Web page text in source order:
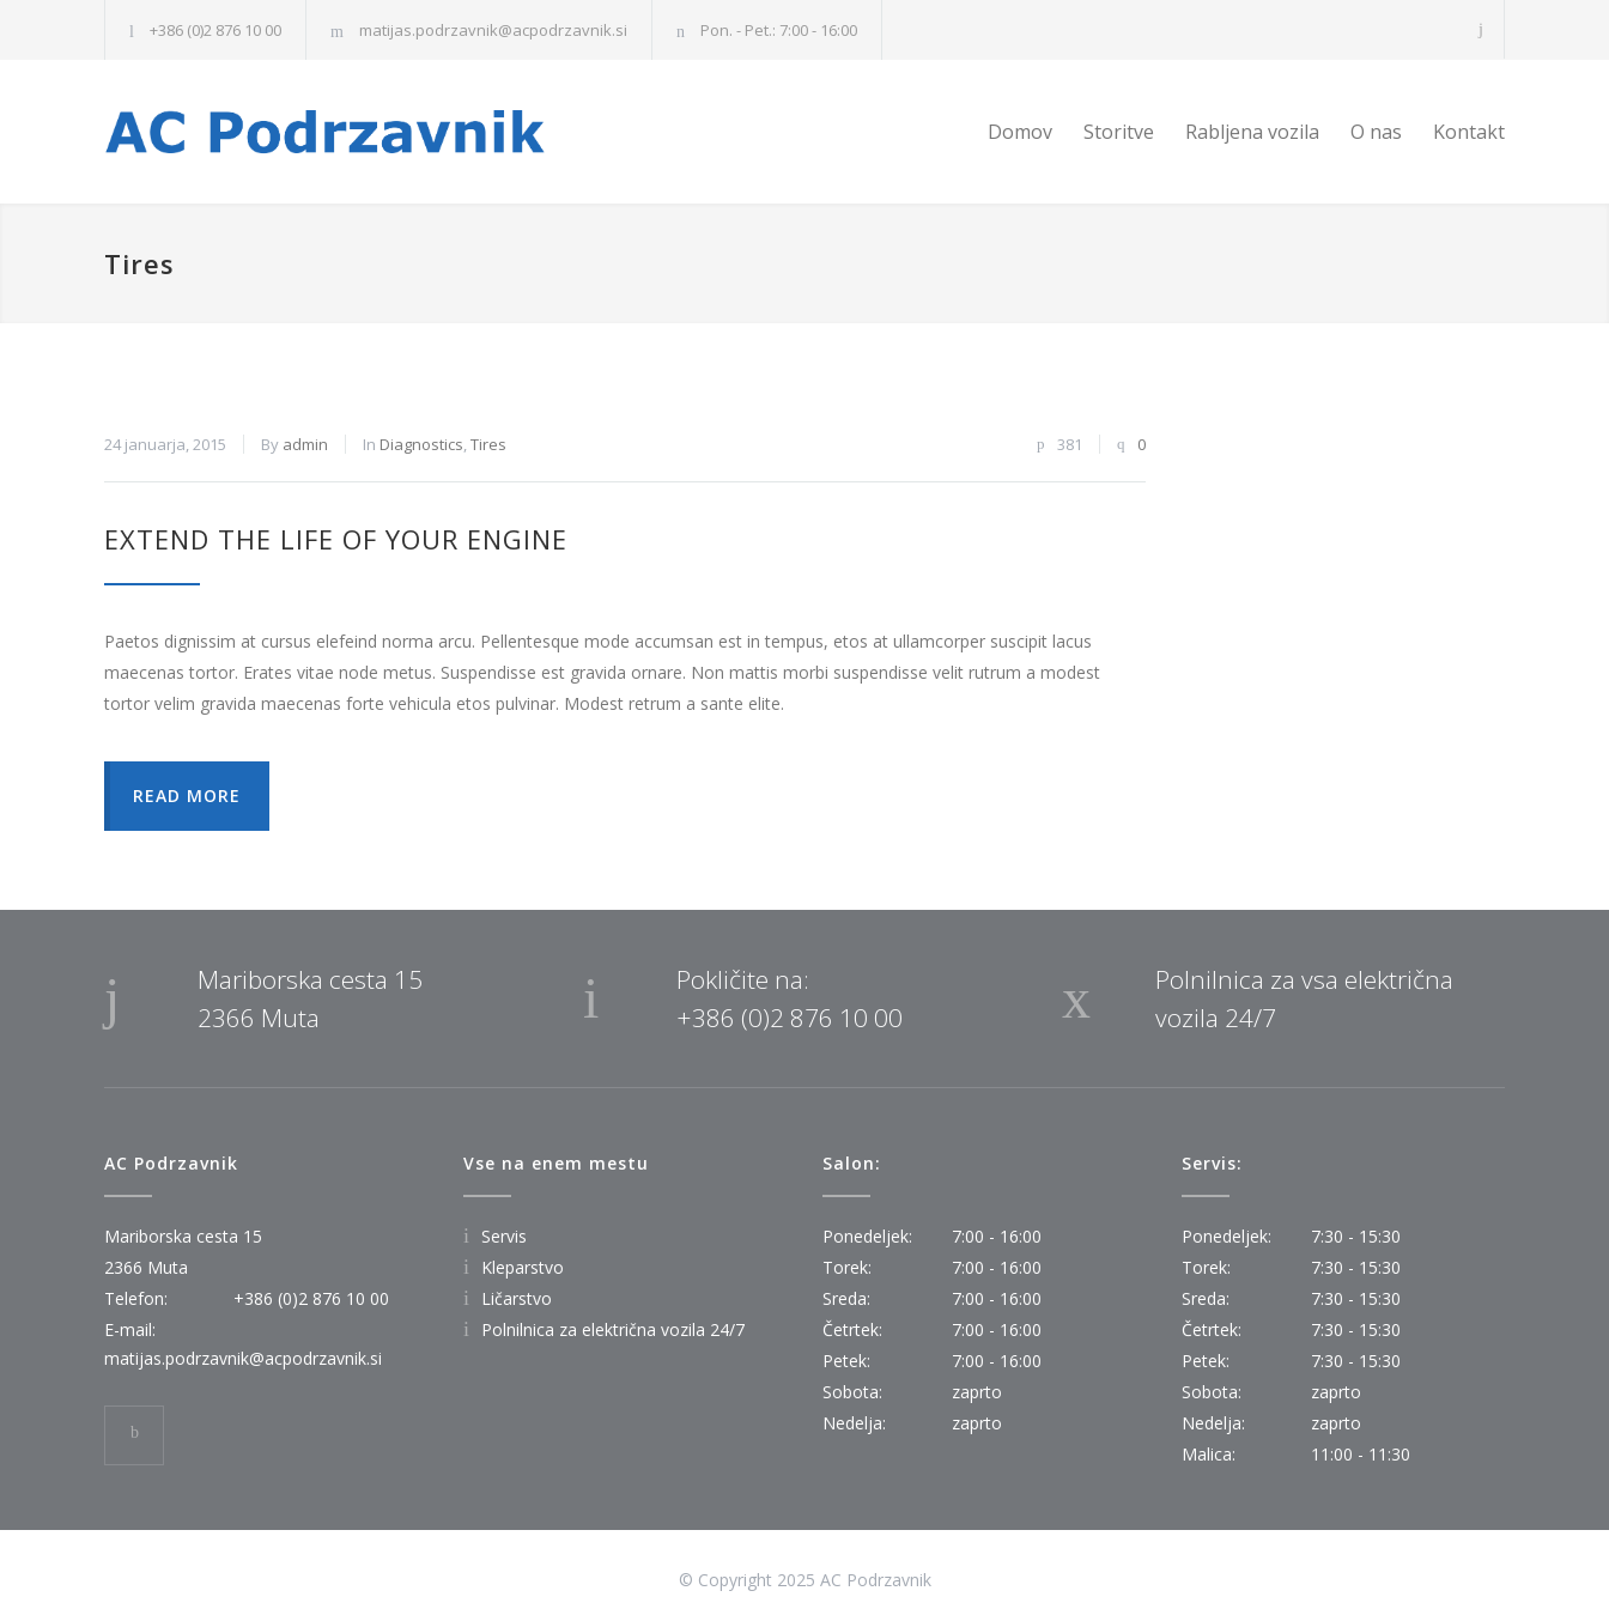
+386 (0)2 876 10 00 matijas.podrzavnik@acpodrzavnik.si Pon. - Pet.: 7:00 - 16:00
Domov Storitve Rabljena vozila O nas Kontakt
Tires
24 januarja, 2015 By admin In Diagnostics,Tires 381 0
EXTEND THE LIFE OF YOUR ENGINE
Paetos dignissim at cursus elefeind norma arcu. Pellentesque mode accumsan est in tempus, etos at ullamcorper suscipit lacus
maecenas tortor. Erates vitae node metus. Suspendisse est gravida ornare. Non mattis morbi suspendisse velit rutrum a modest
tortor velim gravida maecenas forte vehicula etos pulvinar. Modest retrum a sante elite.
READ MORE
Mariborska cesta 15
2366 Muta
Pokličite na:
+386 (0)2 876 10 00
Polnilnica za vsa električna
vozila 24/7
AC Podrzavnik
Mariborska cesta 15
2366 Muta
Telefon:
+386 (0)2 876 10 00
E-mail:
matijas.podrzavnik@acpodrzavnik.si
Vse na enem mestu
Servis
Kleparstvo
Ličarstvo
Polnilnica za električna vozila 24/7
Salon:
Ponedeljek:
7:00 - 16:00
Torek:
7:00 - 16:00
Sreda:
7:00 - 16:00
Četrtek:
7:00 - 16:00
Petek:
7:00 - 16:00
Sobota:
zaprto
Nedelja:
zaprto
Servis:
Ponedeljek:
7:30 - 15:30
Torek:
7:30 - 15:30
Sreda:
7:30 - 15:30
Četrtek:
7:30 - 15:30
Petek:
7:30 - 15:30
Sobota:
zaprto
Nedelja:
zaprto
Malica:
11:00 - 11:30
© Copyright 2025 AC Podrzavnik